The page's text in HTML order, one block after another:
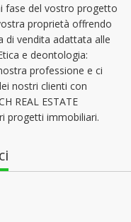
fase del vostro progetto
proprietà offrendo
di vendita adattata alle
e deontologia:
professione e ci
nostri clienti con
REAL ESTATE
progetti immobiliari.